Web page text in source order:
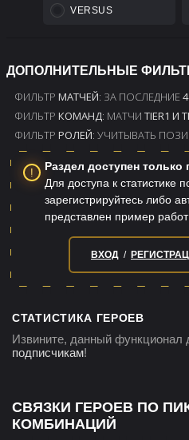
RADIANT WIN
RADIANTLOSE
DIRE FIRST 10 KILLS
DIRE FIRST ROSHAN
FIRST ROSHAN
DIRE WIN
LOSE
МАТЧИ ДЛИТЕЛЬНЕЕ
МАТЧИ КОРОЧЕ
МИНУТ
VERSUS
ДОПОЛНИТЕЛЬНЫЕ
ФИЛЬТР МАТЧЕЙ: ЗА ПОСЛЕДНИЕ
ФИЛЬТР КОМАНД: МАТЧИ TIER1 И
ФИЛЬТР РОЛЕЙ: УЧИТЫВАТЬ
Раздел доступен только
Для доступа к статистике
зарегистрируйтесь либо
представлен пример
ВХОД /
СТАТИСТИКА ГЕРОЕВ
Извините, данный функционал
подписчикам!
СВЯЗКИ ГЕРОЕВ ПО
КОМБИНАЦИЙ